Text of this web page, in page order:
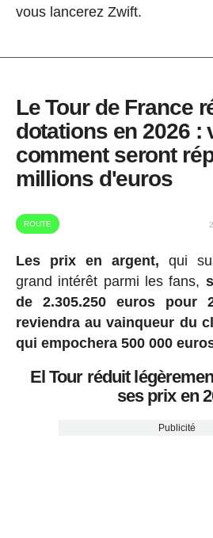
vous lancerez Zwift.
Le Tour de France
dotations en 2026 :
comment seront
millions d'euros
ROUTE
Les prix en argent, qui
grand intérêt parmi les fans,
de 2.305.250 euros pour
reviendra au vainqueur du
qui empochera 500 000
El Tour réduit
ses prix en
Publicité